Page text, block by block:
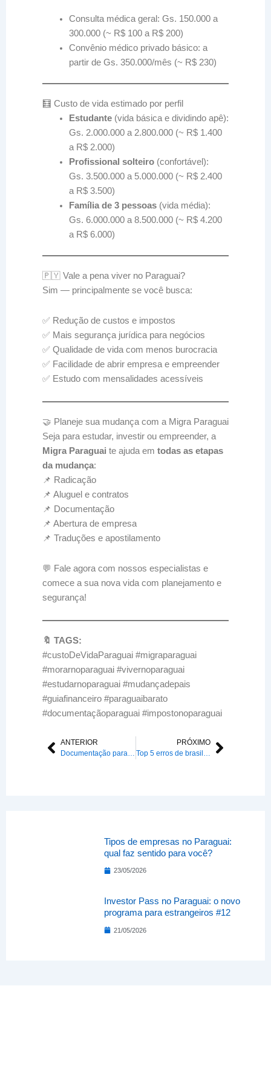
Consulta médica geral: Gs. 150.000 a
300.000 (~ R$ 100 a R$ 200)
Convênio médico privado básico: a
partir de Gs. 350.000/mês (~ R$ 230)
🧮 Custo de vida estimado por perfil
Estudante(vida básica e dividindo apê):
Gs. 2.000.000 a 2.800.000 (~ R$ 1.400
a R$ 2.000)
Profissional solteiro(confortável):
Gs. 3.500.000 a 5.000.000 (~ R$ 2.400
a R$ 3.500)
Família de 3 pessoas(vida média):
Gs. 6.000.000 a 8.500.000 (~ R$ 4.200
a R$ 6.000)
🇵🇾 Vale a pena viver no Paraguai?
Sim — principalmente se você busca:
✅ Redução de custos e impostos
✅ Mais segurança jurídica para negócios
✅ Qualidade de vida com menos burocracia
✅ Facilidade de abrir empresa e empreender
✅ Estudo com mensalidades acessíveis
🤝 Planeje sua mudança com a Migra Paraguai
Seja para estudar, investir ou empreender, a
Migra Paraguai te ajuda em todas as etapas
da mudança:
📌 Radicação
📌 Aluguel e contratos
📌 Documentação
📌 Abertura de empresa
📌 Traduções e apostilamento
💬 Fale agora com nossos especialistas e
comece a sua nova vida com planejamento e
segurança!
🔖 TAGS:
#custoDeVidaParaguai #migraparaguai
#morarnoparaguai #vivernoparaguai
#estudarnoparaguai #mudançadepais
#guiafinanceiro #paraguaibarato
#documentaçãoparaguai #impostonoparaguai
Anterior
ANTERIOR PRÓXIMO
Tipos de empresas no Paraguai:
qual faz sentido para você?
23/05/2026
Investor Pass no Paraguai: o novo
programa para estrangeiros #12
21/05/2026